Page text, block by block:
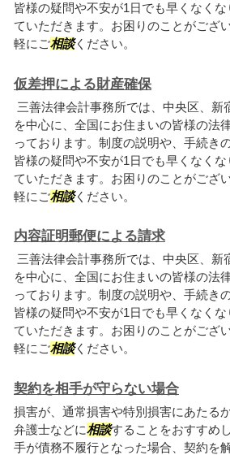
皆様の疑問や不安が1日でも早くなく
ていただきます。お困りのことがござ
軽にご相談ください。
仮差押による財産確保
三善法律会計事務所では、中央区、新
を中心に、全国にお住まいの皆様の法
っております。制度の説明や、手続き
皆様の疑問や不安が1日でも早くなく
ていただきます。お困りのことがござ
軽にご相談ください。
内容証明郵便による請求
三善法律会計事務所では、中央区、新
を中心に、全国にお住まいの皆様の法
っております。制度の説明や、手続き
皆様の疑問や不安が1日でも早くなく
ていただきます。お困りのことがござ
軽にご相談ください。
契約を相手が守らない場合
損害が、通常損害や特別損害にあたる
弁護士などに相談することをおすすめ
手が債務不履行となった場合、契約を